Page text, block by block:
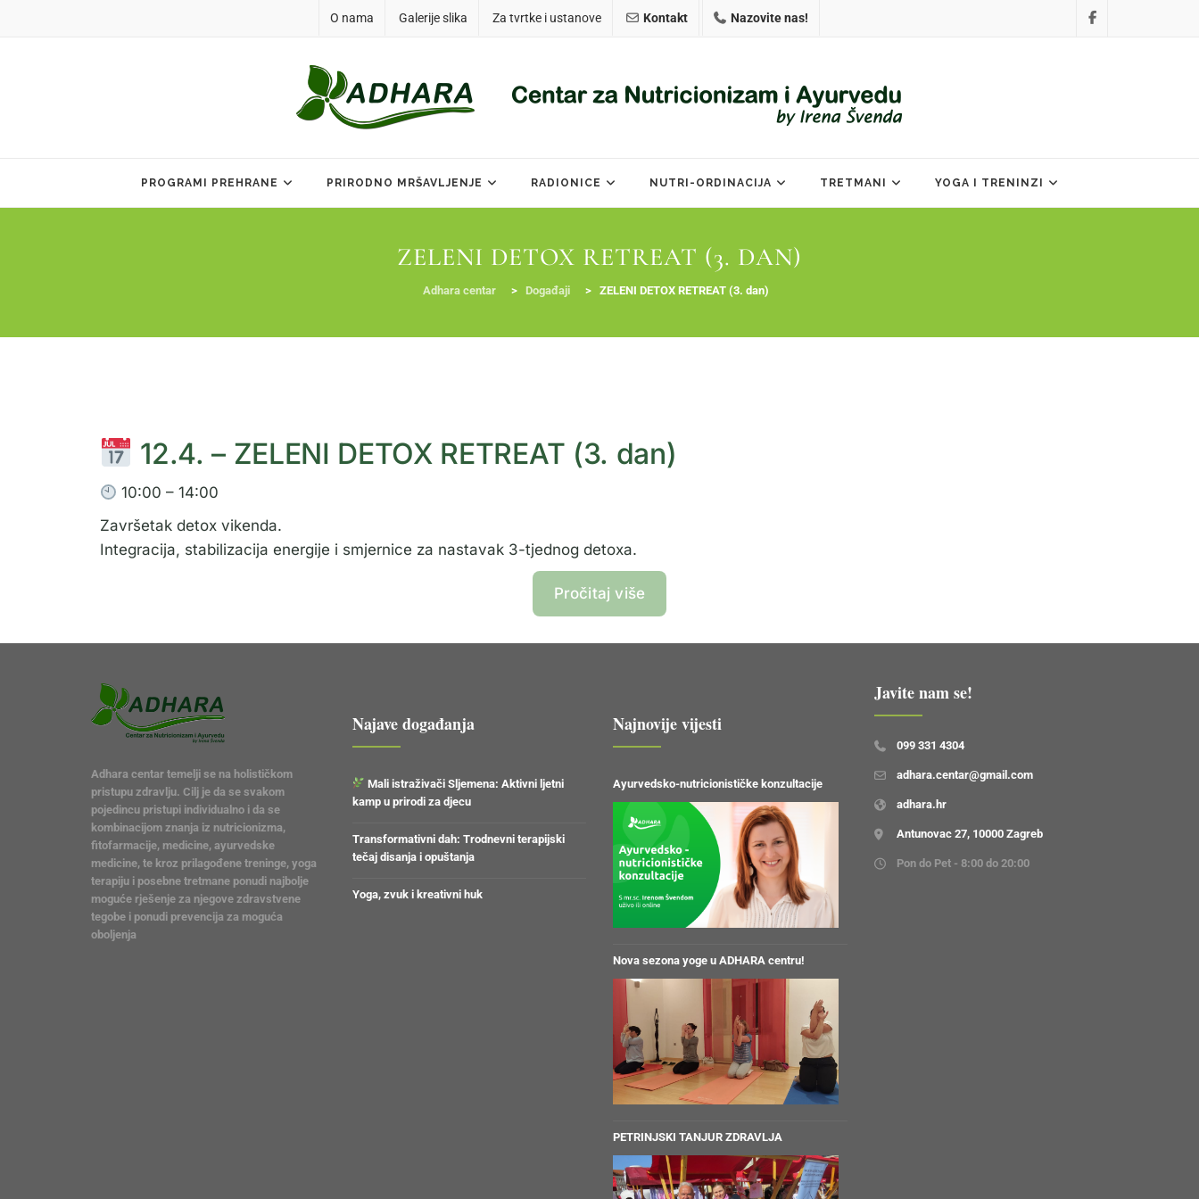
O nama Galerije slika Za tvrtke i ustanove Kontakt Nazovite nas!
PROGRAMI PREHRANE PRIRODNO MRŠAVLJENJE RADIONICE NUTRI-ORDINACIJA TRETMANI YOGA I TRENINZI
ZELENI DETOX RETREAT (3. DAN)
Adhara centar > Događaji > ZELENI DETOX RETREAT (3. dan)
12.4. – ZELENI DETOX RETREAT (3. dan)
10:00 – 14:00
Završetak detox vikenda.
Integracija, stabilizacija energije i smjernice za nastavak 3-tjednog detoxa.
Pročitaj više
Adhara centar temelji se na holističkom
pristupu zdravlju. Cilj je da se svakom
pojedincu pristupi individualno i da se
kombinacijom znanja iz nutricionizma,
fitofarmacije, medicine, ayurvedske
medicine, te kroz prilagođene treninge, yoga
terapiju i posebne tretmane ponudi najbolje
moguće rješenje za njegove zdravstvene
tegobe i ponudi prevencija za moguća
oboljenja
Najave događanja
Mali istraživači Sljemena: Aktivni ljetni
kamp u prirodi za djecu
Transformativni dah: Trodnevni terapijski
tečaj disanja i opuštanja
Yoga, zvuk i kreativni huk
Najnovije vijesti
Ayurvedsko-nutricionističke konzultacije
Nova sezona yoge u ADHARA centru!
PETRINJSKI TANJUR ZDRAVLJA
Javite nam se!
099 331 4304
adhara.centar@gmail.com
adhara.hr
Antunovac 27, 10000 Zagreb
Pon do Pet - 8:00 do 20:00